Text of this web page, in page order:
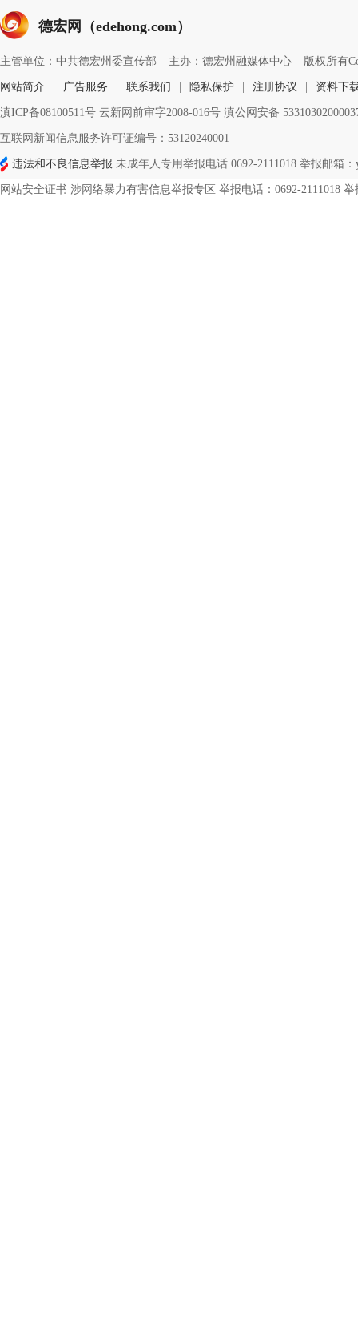
德宏网（edehong.com）
主管单位：中共德宏州委宣传部 主办：德宏州融媒体中心 版权所有
网站简介 广告服务 联系我们 隐私保护 注册协议 资料下
滇ICP备08100511号 云新网前审字2008-016号 滇公网安备
互联网新闻信息服务许可证编号：53120240001
违法和不良信息举报 未成年人专用举报电话 0692-2111018 举报邮箱：
网站安全证书 涉网络暴力有害信息举报专区 举报电话：0692-2111018 举